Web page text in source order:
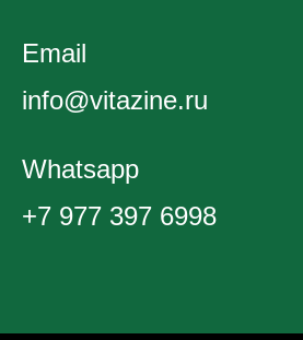
Email
info@vitazine.ru
Whatsapp
+7 977 397 6998